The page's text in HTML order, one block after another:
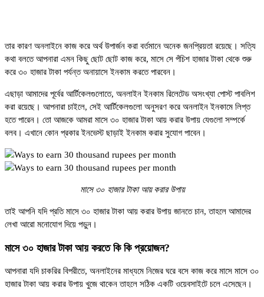
তার কারণ অনলাইনে কাজ করে অর্থ উপার্জন করা বর্তমানে অনেক জনপ্রিয়তা রয়েছে। সত্যি
কথা বলতে আপনারা এমন কিছু ছোট ছোট কাজ করে, মাসে সে পঁচিশ হাজার টাকা থেকে শুরু
করে ৩০ হাজার টাকা পর্যন্ত অনায়াসে ইনকাম করতে পারবেন।
এছাড়া আমাদের পূর্বের আর্টিকেলগুলোতে, অনলাইন ইনকাম রিলেটেড অসংখ্যা পোস্ট পাবলিশ
করা রয়েছে। আপনারা চাইলে, সেই আর্টিকেলগুলো অনুসরণ করে অনলাইন ইনকামে লিপ্ত
হতে পারেন। তো আজকে আমরা মাসে ৩০ হাজার টাকা আয় করার উপায় যেগুলো সম্পর্কে
বলব। এখানে কোন প্রকার ইনভেস্ট ছাড়াই ইনকাম করার সুযোগ পাবেন।
মাসে ৩০ হাজার টাকা আয় করার উপায়
তাই আপনি যদি প্রতি মাসে ৩০ হাজার টাকা আয় করার উপায় জানতে চান, তাহলে আমাদের
লেখা আরো মনোযোগ দিয়ে পড়ুন।
মাসে ৩০ হাজার টাকা আয় করতে কি কি প্রয়োজন?
আপনারা যদি চাকরির বিপরীতে, অনলাইনের মাধ্যমে নিজের ঘরে বসে কাজ করে মাসে মাসে ৩০
হাজার টাকা আয় করার উপায় খুজে থাকেন তাহলে সঠিক একটি ওয়েবসাইটে চলে এসেছেন।